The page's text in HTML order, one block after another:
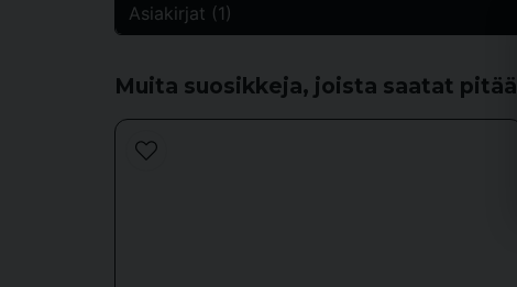
question
Kysy meiltä jotain tästä tuotteesta...
name
Nimi
Asiakirjat (1)
728.44 KB
Muita suosikkeja, joista saatat pitää